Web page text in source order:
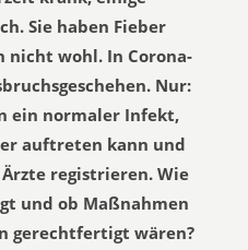
Sie haben Fieber
nicht wohl. In Corona-
Nur:
ein normaler Infekt,
auftreten kann und
registrieren. Wie
und ob Maßnahmen
gerechtfertigt wären?